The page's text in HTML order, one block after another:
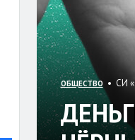
ОБЩЕСТВО• СИ